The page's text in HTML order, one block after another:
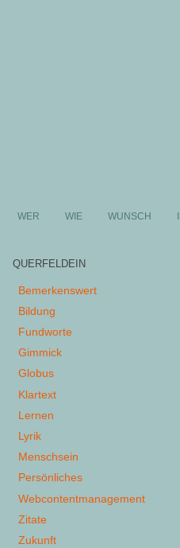
WER WIE WUNSCH
QUERFELDEIN
Bemerkenswert
Bildung
Fundworte
Gimmick
Globus
Klartext
Lernen
Lyrik
Menschsein
Persönliches
Webcontentmanagement
Zitate
Zukunft